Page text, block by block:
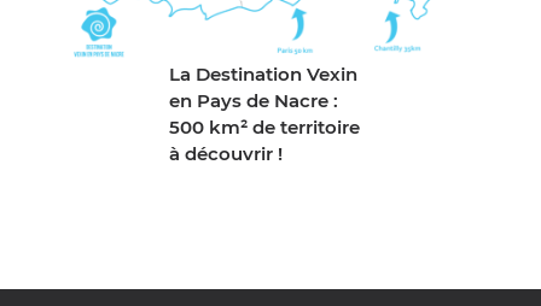
La Destination Vexin
en Pays de Nacre :
500 km² de territoire
à découvrir !